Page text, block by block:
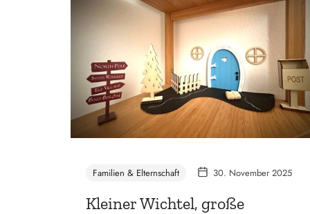
Familien & Elternschaft 30. November 2025
Kleiner Wichtel, große